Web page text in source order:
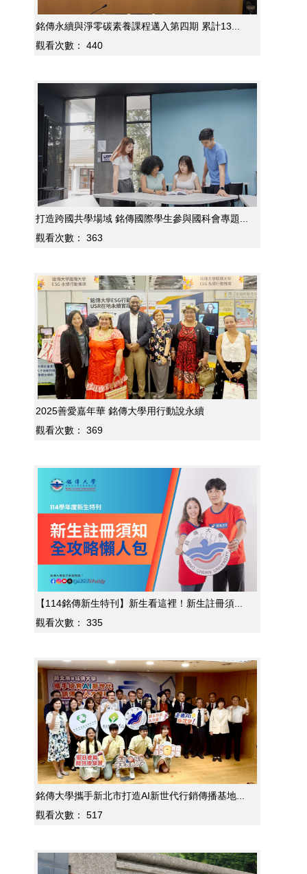
銘傳永續與淨零碳素養課程邁入第四期 累計13...
觀看次數：
440
打造跨國共學場域 銘傳國際學生參與國科會專題...
觀看次數：
363
2025善愛嘉年華 銘傳大學用行動說永續
觀看次數：
369
【114銘傳新生特刊】新生看這裡！新生註冊須...
觀看次數：
335
銘傳大學攜手新北市打造AI新世代行銷傳播基地...
觀看次數：
517